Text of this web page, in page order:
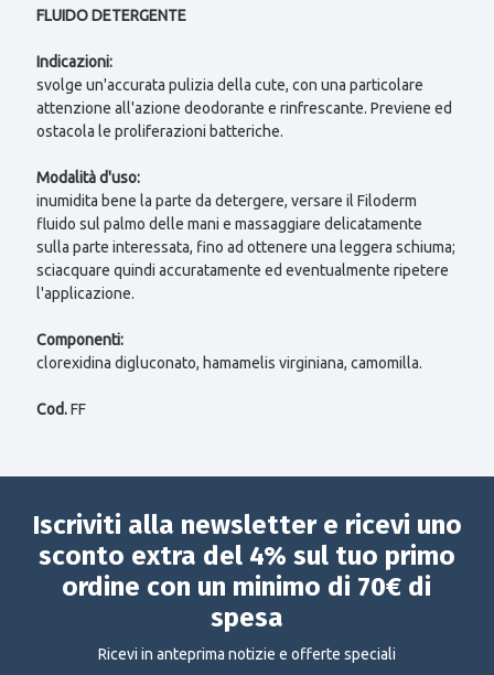
FLUIDO DETERGENTE
Indicazioni:
svolge un'accurata pulizia della cute, con una particolare
attenzione all'azione deodorante e rinfrescante. Previene ed
ostacola le proliferazioni batteriche.
Modalità d'uso:
inumidita bene la parte da detergere, versare il Filoderm
fluido sul palmo delle mani e massaggiare delicatamente
sulla parte interessata, fino ad ottenere una leggera schiuma;
sciacquare quindi accuratamente ed eventualmente ripetere
l'applicazione.
Componenti:
clorexidina digluconato, hamamelis virginiana, camomilla.
Cod.FF
Iscriviti alla newsletter e ricevi uno
sconto extra del 4% sul tuo primo
ordine con un minimo di 70€ di
spesa
Ricevi in anteprima notizie e offerte speciali